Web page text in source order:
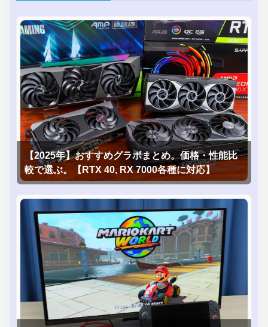
【2025年】おすすめグラボまとめ。価格・性能比
較で選ぶ。【RTX 40, RX 7000各種に対応】